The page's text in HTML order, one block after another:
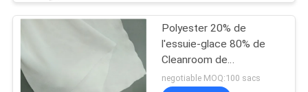
Polyester 20% de
l'essuie-glace 80% de
Cleanroom de
Microdenier en nylon
negotiable MOQ:100 sacs